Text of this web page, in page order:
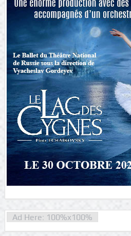
Ad Here: 100%x100%